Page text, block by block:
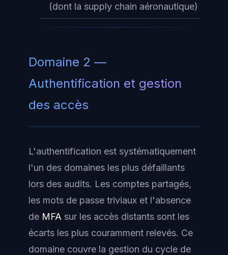
(dont la supply chain aéronautique)
Domaine 2 —
Authentification et gestion
des accès
L'authentification est systématiquement
l'un des domaines les plus défaillants
lors des audits. Les comptes partagés,
les mots de passe triviaux et l'absence
de MFA sur les accès distants sont les
écarts les plus couramment relevés. Ce
domaine couvre la gestion du cycle de